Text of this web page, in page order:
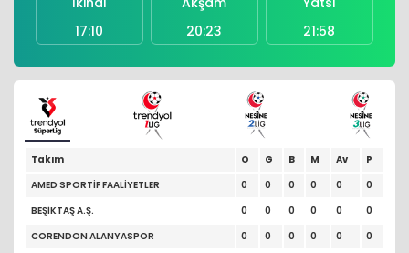
17:10
20:23
21:58
Takım O G B M Av
P
AMED SPORTİF FAALİYETLER
0 0 0 0 0
0
BEŞİKTAŞ A.Ş.
0 0 0 0 0
0
CORENDON ALANYASPOR
0 0 0 0 0
0